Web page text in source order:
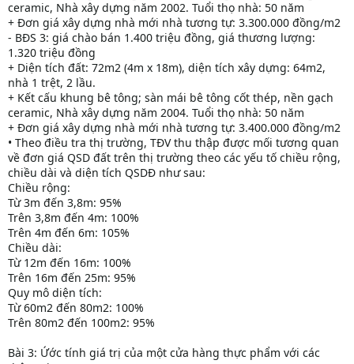
ceramic, Nhà xây dựng năm 2002. Tuổi thọ nhà: 50 năm
+ Đơn giá xây dựng nhà mới nhà tương tự: 3.300.000 đồng/m2
- BĐS 3: giá chào bán 1.400 triệu đồng, giá thương lượng:
1.320 triệu đồng
+ Diện tích đất: 72m2 (4m x 18m), diện tích xây dựng: 64m2,
nhà 1 trệt, 2 lầu.
+ Kết cấu khung bê tông; sàn mái bê tông cốt thép, nền gạch
ceramic, Nhà xây dựng năm 2004. Tuổi thọ nhà: 50 năm
+ Đơn giá xây dựng nhà mới nhà tương tự: 3.400.000 đồng/m2
• Theo điều tra thị trường, TĐV thu thập được mối tương quan
về đơn giá QSD đất trên thị trường theo các yếu tố chiều rộng,
chiều dài và diện tích QSDĐ như sau:
Chiều rộng:
Từ 3m đến 3,8m: 95%
Trên 3,8m đến 4m: 100%
Trên 4m đến 6m: 105%
Chiều dài:
Từ 12m đến 16m: 100%
Trên 16m đến 25m: 95%
Quy mô diện tích:
Từ 60m2 đến 80m2: 100%
Trên 80m2 đến 100m2: 95%
Bài 3: Ứớc tính giá trị của một cửa hàng thực phẩm với các